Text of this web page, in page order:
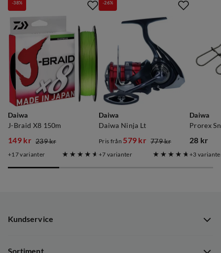
Daiwa
J-Braid X8 150m
-38%
discounted
149 kr
original
239 kr
17varianter
Daiwa
Daiwa Ninja Lt
-26%
discounted
Pris från 579 kr
original
779 kr
7 varianter
Daiwa
Prorex
price
28 kr
3
Kundservice
Sortiment